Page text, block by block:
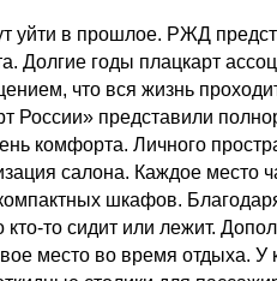
уйти в прошлое. РЖД
Долгие годы плацкарт
что вся жизнь
России» представили
комфорта. Личного
салона. Каждое место
шкафов.
то сидит или лежит.
место во время отдыха. У